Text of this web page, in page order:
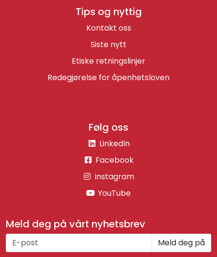
Meld deg på vårt nyhetsbrev
Meld deg på
Tips og nyttig
Kontakt oss
Siste nytt
Etiske retningslinjer
Redegjørelse for åpenhetsloven
Følg oss
LinkedIn
Facebook
Instagram
YouTube